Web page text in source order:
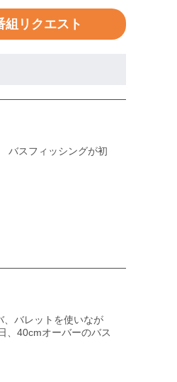
組リクエスト
バスフィッシングが初
、バレットを使いなが
、40cmオーバーのバス